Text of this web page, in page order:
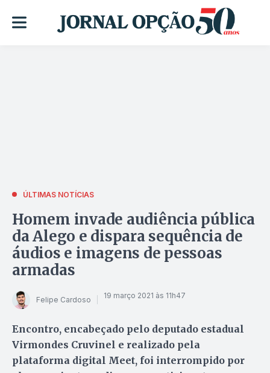
ÚLTIMAS NOTÍCIAS
Homem invade audiência pública
da Alego e dispara sequência de
áudios e imagens de pessoas
armadas
Felipe Cardoso 19 março 2021 às 11h47
Encontro, encabeçado pelo deputado estadual
Virmondes Cruvinel e realizado pela
plataforma digital Meet, foi interrompido por